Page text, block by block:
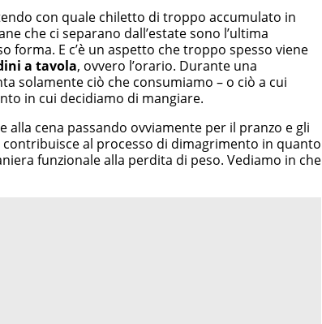
con quale chiletto di troppo accumulato in
che ci separano dall’estate sono l’ultima
forma. E c’è un aspetto che troppo spesso viene
a tavola, ovvero l’orario. Durante una
solamente ciò che consumiamo – o ciò a cui
in cui decidiamo di mangiare.
alla cena passando ovviamente per il pranzo e gli
al processo di dimagrimento in quanto
funzionale alla perdita di peso. Vediamo in che